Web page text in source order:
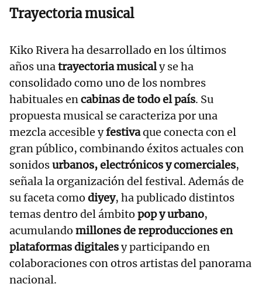
Trayectoria musical
Kiko Rivera ha desarrollado en los últimos
años unatrayectoria musicaly se ha
consolidado como uno de los nombres
habituales encabinas de todo el país. Su
propuesta musical se caracteriza por una
mezcla accesible yfestivaque conecta con el
gran público, combinando éxitos actuales con
sonidosurbanos, electrónicos y comerciales,
señala la organización del festival. Además de
su faceta como diyey, ha publicado distintos
temas dentro del ámbito pop y urbano,
acumulando millones de reproducciones en
plataformas digitalesy participando en
colaboraciones con otros artistas del panorama
nacional.